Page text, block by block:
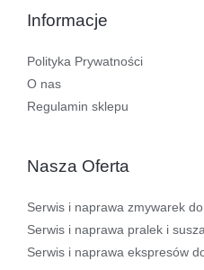
Informacje
Polityka Prywatności
O nas
Regulamin sklepu
Nasza Oferta
Serwis i naprawa zmywarek
Serwis i naprawa pralek i
Serwis i naprawa ekspresów